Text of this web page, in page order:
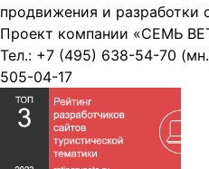
продвижения и разработки
Проект компании «СЕМЬ
Тел.: +7 (495) 638-54-70
505-04-17